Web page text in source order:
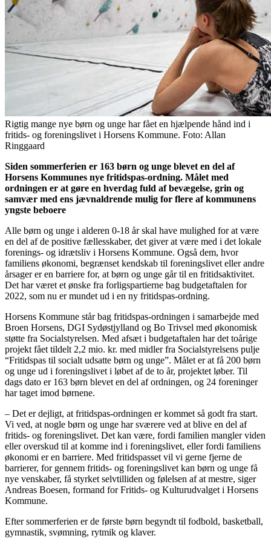
Rigtig mange nye børn og unge har fået en hjælpende hånd ind i
fritids- og foreningslivet i Horsens Kommune. Foto: Allan
Ringgaard
Siden sommerferien er 163 børn og unge blevet en del af
Horsens Kommunes nye fritidspas-ordning. Målet med
ordningen er at gøre en hverdag fuld af bevægelse, grin og
samvær med ens jævnaldrende mulig for flere af kommunens
yngste beboere
Alle børn og unge i alderen 0-18 år skal have mulighed for at være
en del af de positive fællesskaber, det giver at være med i det lokale
forenings- og idrætsliv i Horsens Kommune. Også dem, hvor
familiens økonomi, begrænset kendskab til foreningslivet eller andre
årsager er en barriere for, at børn og unge går til en fritidsaktivitet.
Det har været et ønske fra forligspartierne bag budgetaftalen for
2022, som nu er mundet ud i en ny fritidspas-ordning.
Horsens Kommune står bag fritidspas-ordningen i samarbejde med
Broen Horsens, DGI Sydøstjylland og Bo Trivsel med økonomisk
støtte fra Socialstyrelsen. Med afsæt i budgetaftalen har det toårige
projekt fået tildelt 2,2 mio. kr. med midler fra Socialstyrelsens pulje
“Fritidspas til socialt udsatte børn og unge”. Målet er at få 200 børn
og unge ud i foreningslivet i løbet af de to år, projektet løber. Til
dags dato er 163 børn blevet en del af ordningen, og 24 foreninger
har taget imod børnene.
– Det er dejligt, at fritidspas-ordningen er kommet så godt fra start.
Vi ved, at nogle børn og unge har sværere ved at blive en del af
fritids- og foreningslivet. Det kan være, fordi familien mangler viden
eller overskud til at komme ind i foreningslivet, eller fordi familiens
økonomi er en barriere. Med fritidspasset vil vi gerne fjerne de
barrierer, for gennem fritids- og foreningslivet kan børn og unge få
nye venskaber, få styrket selvtilliden og følelsen af at mestre, siger
Andreas Boesen, formand for Fritids- og Kulturudvalget i Horsens
Kommune.
Efter sommerferien er de første børn begyndt til fodbold, basketball,
gymnastik, svømning, rytmik og klaver.